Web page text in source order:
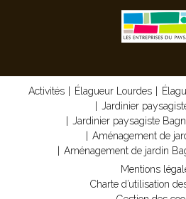
Activités Élagueur Lourdes
Jardinier
Jardinier paysagiste
Aménagement de
Aménagement de jardin
Mentions
Charte d’utilisation